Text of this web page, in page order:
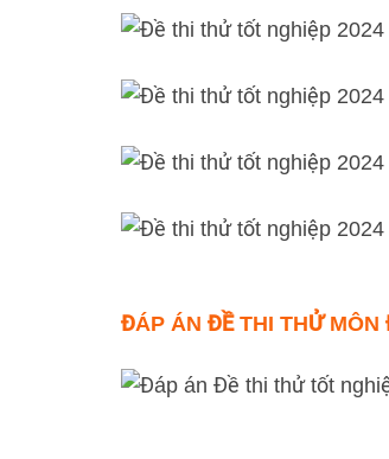
ĐÁP ÁN ĐỀ THI THỬ MÔN